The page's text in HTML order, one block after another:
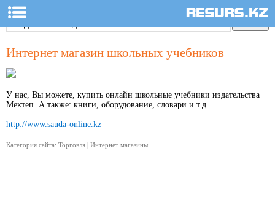
Интернет магазин школьных учебников
У нас, Вы можете, купить онлайн школьные учебники издательства
Мектеп. А также: книги, оборудование, словари и т.д.
http://www.sauda-online.kz
Категория сайта: Торговля | Интернет магазины